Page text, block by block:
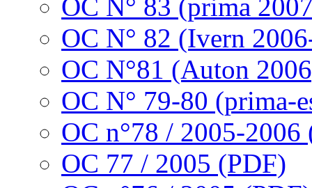
OC N° 83 (prima
OC N° 82 (Ivern
OC N°81 (Auton
OC N° 79-80 (prima-
OC n°78 / 2005-2006
OC 77 / 2005 (PDF)